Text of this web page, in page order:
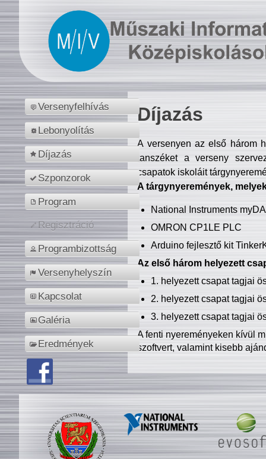
Versenyfelhívás
Lebonyolítás
Díjazás
Szponzorok
Program
Regisztráció
Programbizottság
Versenyhelyszín
Kapcsolat
Galéria
Eredmények
Díjazás
A versenyen az első három
tanszéket a verseny
csapatok iskoláit
A tárgynyeremények,
National Instruments
OMRON CP1LE PLC
Arduino fejlesztő kit
Az első három helyezett
1. helyezett csapat tagjai
2. helyezett csapat tagjai
3. helyezett csapat tagjai
A fenti nyereményeken kívül
szoftvert, valamint kisebb